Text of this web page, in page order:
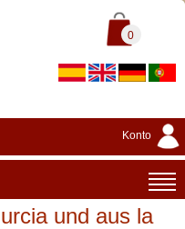
0
Konto
und aus la